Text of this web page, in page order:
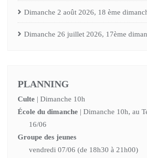
Dimanche 2 août 2026, 18 ème
Dimanche 26 juillet 2026, 17ème
PLANNING
Culte | Dimanche 10h
École du dimanche | Dimanche 10h, au
16/06
Groupe des jeunes
vendredi 07/06 (de 18h30 à 21h00)